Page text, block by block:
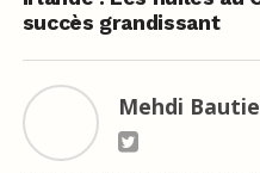
succès grandissant
Mehdi